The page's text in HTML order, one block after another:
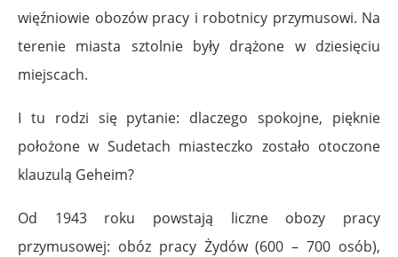
więźniowie obozów pracy i robotnicy przymusowi. Na
terenie miasta sztolnie były drążone w dziesięciu
miejscach.
I tu rodzi się pytanie: dlaczego spokojne, pięknie
położone w Sudetach miasteczko zostało otoczone
klauzulą Geheim?
Od 1943 roku powstają liczne obozy pracy
przymusowej: obóz pracy Żydów (600 – 700 osób),